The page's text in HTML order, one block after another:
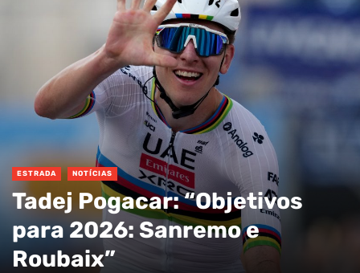
ESTRADA NOTÍCIAS
Tadej Pogacar: “Objetivos
para 2026: Sanremo e
Roubaix”